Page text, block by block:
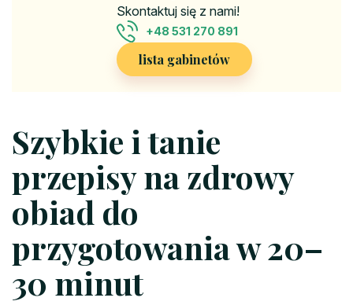
Skontaktuj się z nami!
+48 531 270 891
lista gabinetów
Szybkie i tanie
przepisy na zdrowy
obiad do
przygotowania w 20–
30 minut